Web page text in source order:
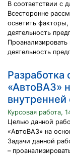
В соответствии с
Всесторонне
осветить
деятельность
деятельность
Разработка
«АвтоВАЗ»
Курсовая работа,
Целью данной
«АвтоВАЗ» на
Задачи данной
–